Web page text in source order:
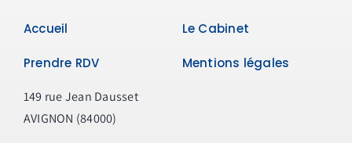
Accueil
Prendre RDV
149 rue Jean Dausset
AVIGNON (84000)
Le Cabinet
Mentions légales